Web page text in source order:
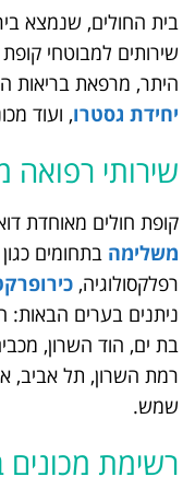
בית החולים, שנמצא
שירותים למבוטחי
היתר, מרפאת בריאות
יחידת גסטרו, ועוד
שירותי רפואה
קופת חולים מאוחדת
משלימה בתחומים כגון
רפלקסולוגיה,
ניתנים בערים
בת ים, הוד השרון,
רמת השרון, תל אביב,
שמש.
רשימת